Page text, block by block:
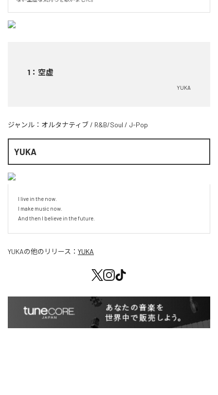
1 ： 空虚
YUKA
ジャンル： オルタナティブ / R&B/Soul / J-Pop
YUKA
I live in the now.
I make music now.
And then I believe in the future.
YUKAの他のリリース： YUKA